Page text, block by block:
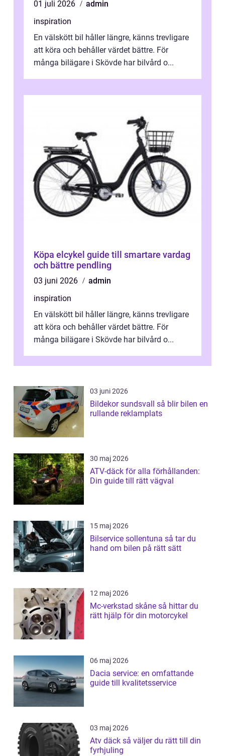
01 juli 2026
admin
inspiration
En välskött bil håller längre, känns trevligare
att köra och behåller värdet bättre. För
många bilägare i Skövde har bilvård o...
Köpa elcykel guide till smartare vardag
och bättre pendling
03 juni 2026
admin
inspiration
En välskött bil håller längre, känns trevligare
att köra och behåller värdet bättre. För
många bilägare i Skövde har bilvård o...
03 juni 2026
Bildekor sundsvall så blir bilen en
rullande reklamplats
30 maj 2026
ATV-däck för alla förhållanden:
Din guide till rätt vägval
15 maj 2026
Bilservice sollentuna så tar du
hand om bilen på rätt sätt
12 maj 2026
Mc-verkstad skåne så hittar du
rätt hjälp för din motorcykel
06 maj 2026
Dacia service: en omfattande
guide till kvalitetsservice
03 maj 2026
Atv däck så väljer du rätt till din
fyrhjuling